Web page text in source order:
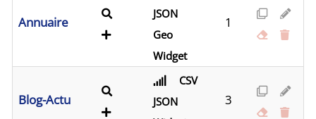
Annuaire
JSON
Geo
Widget
1
Blog-Actu
CSV
JSON
3